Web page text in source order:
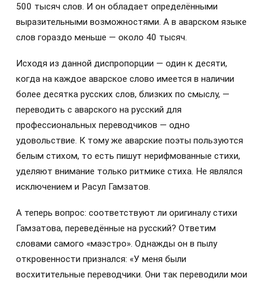
500 тысяч слов. И он обладает определёнными
выразительными возможностями. А в аварском языке
слов гораздо меньше — около 40 тысяч.
Исходя из данной диспропорции — один к десяти,
когда на каждое аварское слово имеется в наличии
более десятка русских слов, близких по смыслу, —
переводить с аварского на русский для
профессиональных переводчиков — одно
удовольствие. К тому же аварские поэты пользуются
белым стихом, то есть пишут нерифмованные стихи,
уделяют внимание только ритмике стиха. Не являлся
исключением и Расул Гамзатов.
А теперь вопрос: соответствуют ли оригиналу стихи
Гамзатова, переведённые на русский? Ответим
словами самого «маэстро». Однажды он в пылу
откровенности признался: «У меня были
восхитительные переводчики. Они так переводили мои